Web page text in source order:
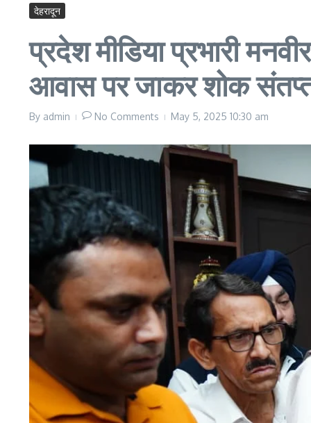
देहरादून
प्रदेश मीडिया प्रभारी
आवास पर जाकर शोक
By admin No Comments May 5, 2025 10:30 am